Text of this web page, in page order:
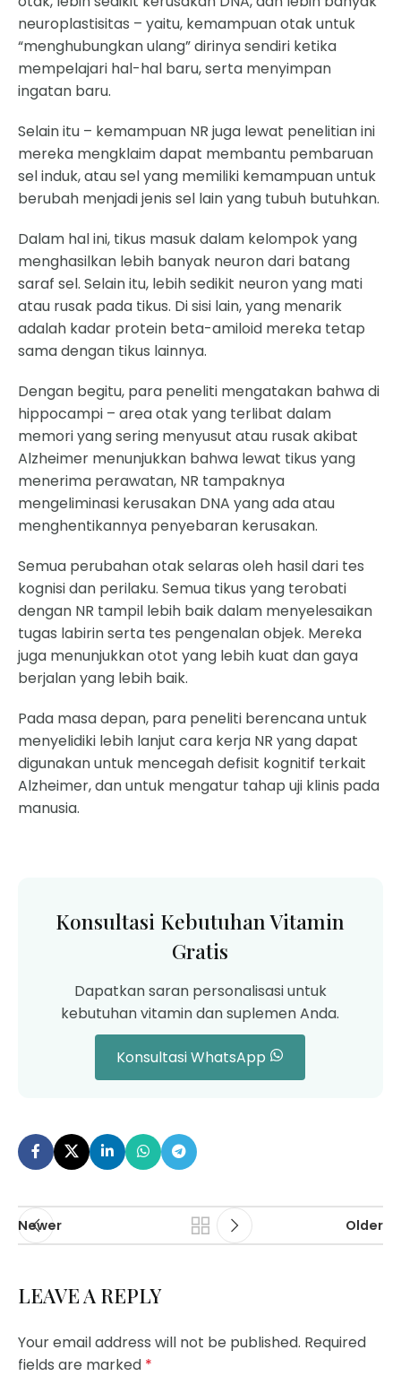
neuroplastisitas – yaitu, kemampuan otak untuk
“menghubungkan ulang” dirinya sendiri ketika
mempelajari hal-hal baru, serta menyimpan
ingatan baru.
Selain itu – kemampuan NR juga lewat penelitian ini
mereka mengklaim dapat membantu pembaruan
sel induk, atau sel yang memiliki kemampuan untuk
berubah menjadi jenis sel lain yang tubuh butuhkan.
Dalam hal ini, tikus masuk dalam kelompok yang
menghasilkan lebih banyak neuron dari batang
saraf sel. Selain itu, lebih sedikit neuron yang mati
atau rusak pada tikus. Di sisi lain, yang menarik
adalah kadar protein beta-amiloid mereka tetap
sama dengan tikus lainnya.
Dengan begitu, para peneliti mengatakan bahwa di
hippocampi – area otak yang terlibat dalam
memori yang sering menyusut atau rusak akibat
Alzheimer menunjukkan bahwa lewat tikus yang
menerima perawatan, NR tampaknya
mengeliminasi kerusakan DNA yang ada atau
menghentikannya penyebaran kerusakan.
Semua perubahan otak selaras oleh hasil dari tes
kognisi dan perilaku. Semua tikus yang terobati
dengan NR tampil lebih baik dalam menyelesaikan
tugas labirin serta tes pengenalan objek. Mereka
juga menunjukkan otot yang lebih kuat dan gaya
berjalan yang lebih baik.
Pada masa depan, para peneliti berencana untuk
menyelidiki lebih lanjut cara kerja NR yang dapat
digunakan untuk mencegah defisit kognitif terkait
Alzheimer, dan untuk mengatur tahap uji klinis pada
manusia.
Konsultasi Kebutuhan Vitamin
Gratis
Dapatkan saran personalisasi untuk
kebutuhan vitamin dan suplemen Anda.
Konsultasi WhatsApp
Newer Older
LEAVE A REPLY
Your email address will not be published. Required
fields are marked *